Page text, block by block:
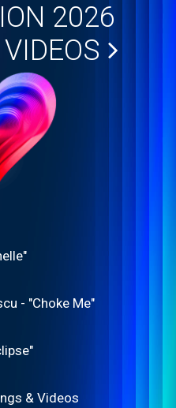
2026
- "Choke Me"
& Videos